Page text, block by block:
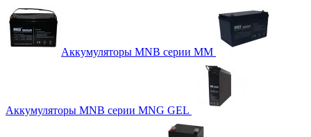
Аккумуляторы MNB серии MM
Аккумуляторы MNB серии MNG GEL